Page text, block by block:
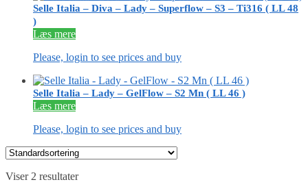
Selle Italia – Diva – Lady – Superflow – S3 – Ti316 ( LL 48
)
Læs mere
Please, login to see prices and buy
Selle Italia – Lady – GelFlow – S2 Mn ( LL 46 )
Læs mere
Please, login to see prices and buy
Viser 2 resultater